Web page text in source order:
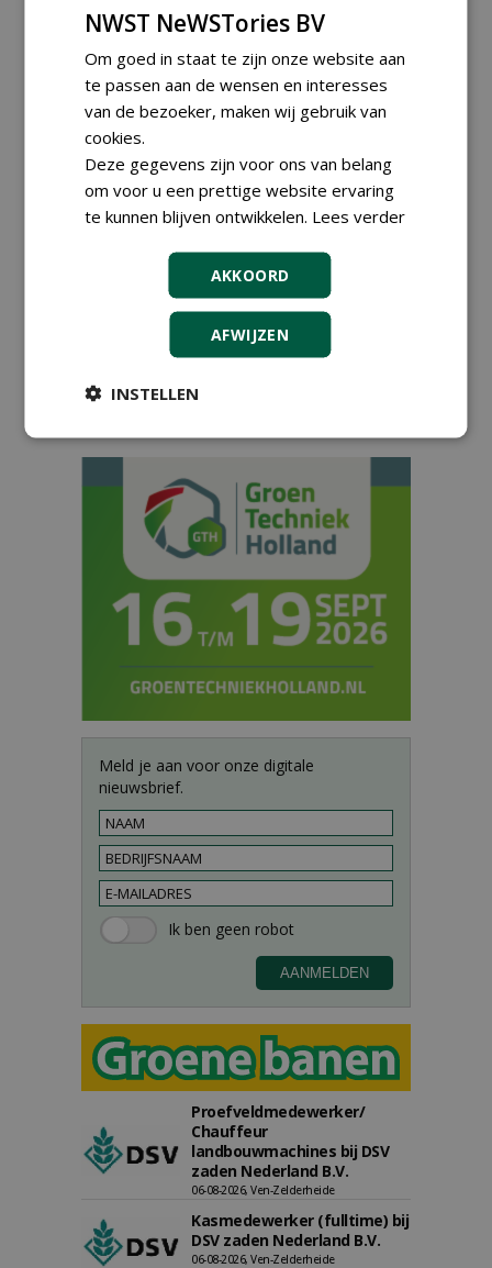
eenvoudig voor hoveniers
20-12-2025 72 sec
hoveniers over werken met
Straightcurve
03-11-2025 175 sec
Eden en Straightcurve: 'Het
gaat in de eerste plaats om
de mensen en de
samenwerking. Onze
26-08-2025
Meld je aan voor onze digitale
nieuwsbrief.
Proefveldmedewerker/
Chauffeur
landbouwmachines bij DSV
zaden Nederland B.V.
06-08-2026, Ven-Zelderheide
Kasmedewerker (fulltime) bij
DSV zaden Nederland B.V.
06-08-2026, Ven-Zelderheide
NWST NeWSTories BV
Om goed in staat te zijn onze website aan
te passen aan de wensen en interesses
van de bezoeker, maken wij gebruik van
cookies.
Deze gegevens zijn voor ons van belang
om voor u een prettige website ervaring
te kunnen blijven ontwikkelen. Lees verder
AKKOORD
AFWIJZEN
INSTELLEN